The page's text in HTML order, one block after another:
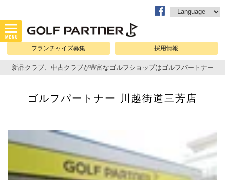
フランチャイズ募集 採用情報
新品クラブ、中古クラブが豊富なゴルフショップはゴルフパートナー
ゴルフパートナー 川越街道三芳店